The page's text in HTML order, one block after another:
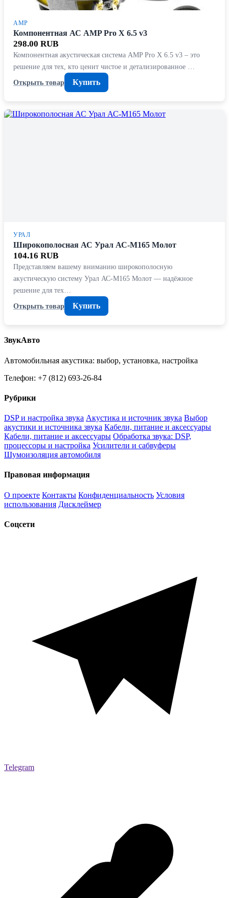
AMP
Компонентная АС AMP Pro X 6.5 v3
298.00 RUB
Компонентная акустическая система AMP Pro X 6.5 v3 – это
решение для тех, кто ценит чистое и детализированное …
Открыть товар
Купить
УРАЛ
Широкополосная АС Урал АС-М165 Молот
104.16 RUB
Представляем вашему вниманию широкополосную
акустическую систему Урал АС-М165 Молот — надёжное
решение для тех…
Открыть товар
Купить
ЗвукАвто
Автомобильная акустика: выбор, установка, настройка
Телефон: +7 (812) 693-26-84
Рубрики
DSP и настройка звука Акустика и источник звука Выбор
акустики и источника звука Кабели, питание и аксессуары
Кабели, питание и аксессуары Обработка звука: DSP,
процессоры и настройка Усилители и сабвуферы
Шумоизоляция автомобиля
Правовая информация
О проекте Контакты Конфиденциальность Условия
использования Дисклеймер
Соцсети
Telegram